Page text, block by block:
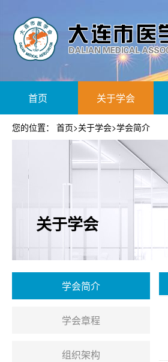
首页 关于学会
您的位置： 首页>关于学会>学会简介
关于学会
学会简介
学会章程
组织架构